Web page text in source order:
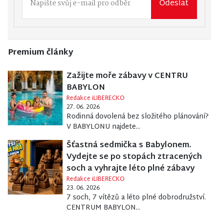
Odeslat
Premium články
Zažijte moře zábavy v CENTRU
BABYLON
Redakce iLIBERECKO
27. 06. 2026
Rodinná dovolená bez složitého plánování?
V BABYLONU najdete...
Šťastná sedmička s Babylonem.
Vydejte se po stopách ztracených
soch a vyhrajte léto plné zábavy
Redakce iLIBERECKO
23. 06. 2026
7 soch, 7 vítězů a léto plné dobrodružství.
CENTRUM BABYLON...